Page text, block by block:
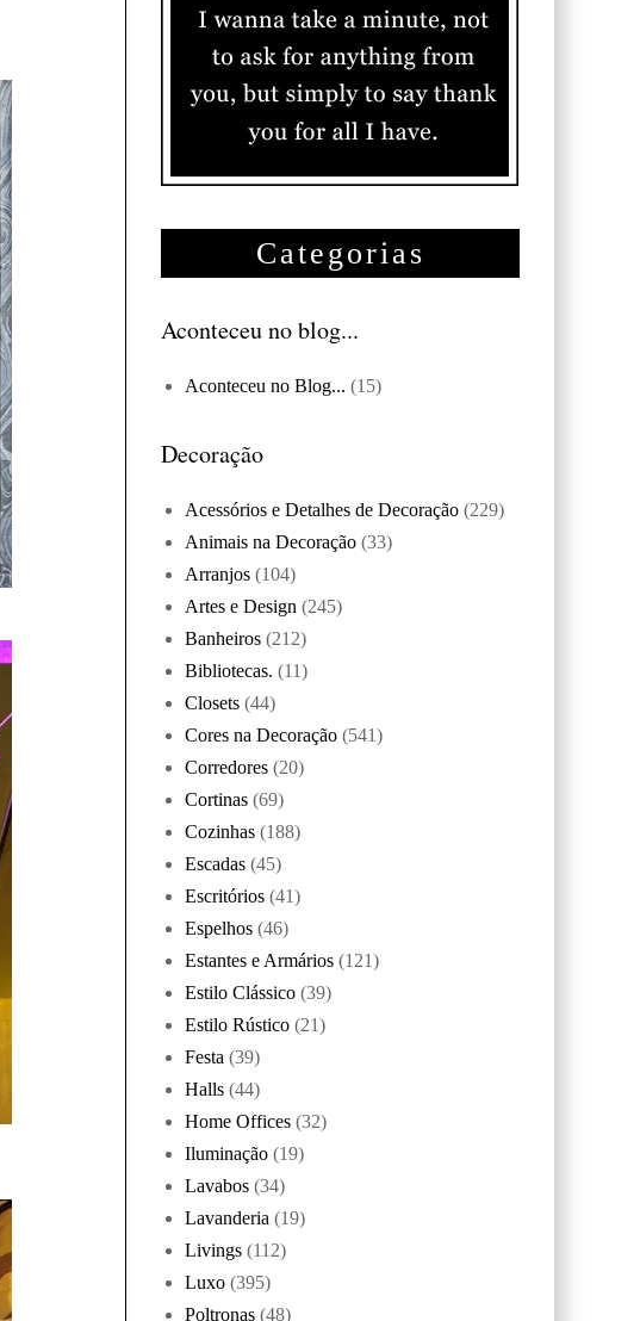
Categorias
Aconteceu no blog...
Aconteceu no Blog... (15)
Decoração
Acessórios e Detalhes de Decoração (229)
Animais na Decoração (33)
Arranjos (104)
Artes e Design (245)
Banheiros (212)
Bibliotecas. (11)
Closets (44)
Cores na Decoração (541)
Corredores (20)
Cortinas (69)
Cozinhas (188)
Escadas (45)
Escritórios (41)
Espelhos (46)
Estantes e Armários (121)
Estilo Clássico (39)
Estilo Rústico (21)
Festa (39)
Halls (44)
Home Offices (32)
Iluminação (19)
Lavabos (34)
Lavanderia (19)
Livings (112)
Luxo (395)
Poltronas (48)